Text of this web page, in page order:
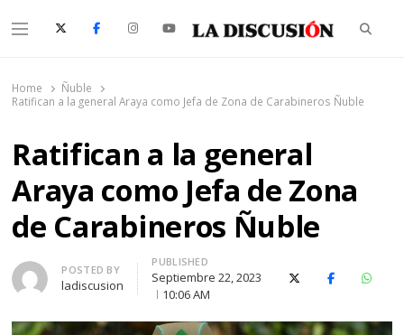
Menu
Home
Ñuble
Ratifican a la general Araya como Jefa de Zona de Carabineros Ñuble
Ratifican a la general
Araya como Jefa de Zona
de Carabineros Ñuble
Author
POSTED BY
ladiscusion
PUBLISHED
Septiembre 22, 2023
10:06 AM
X (Twitter)Facebook